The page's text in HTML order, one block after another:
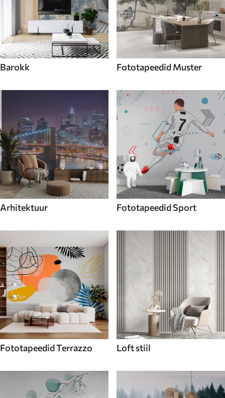
Barokk Fototapeedid Muster
Arhitektuur Fototapeedid Sport
Fototapeedid Terrazzo Loft stiil